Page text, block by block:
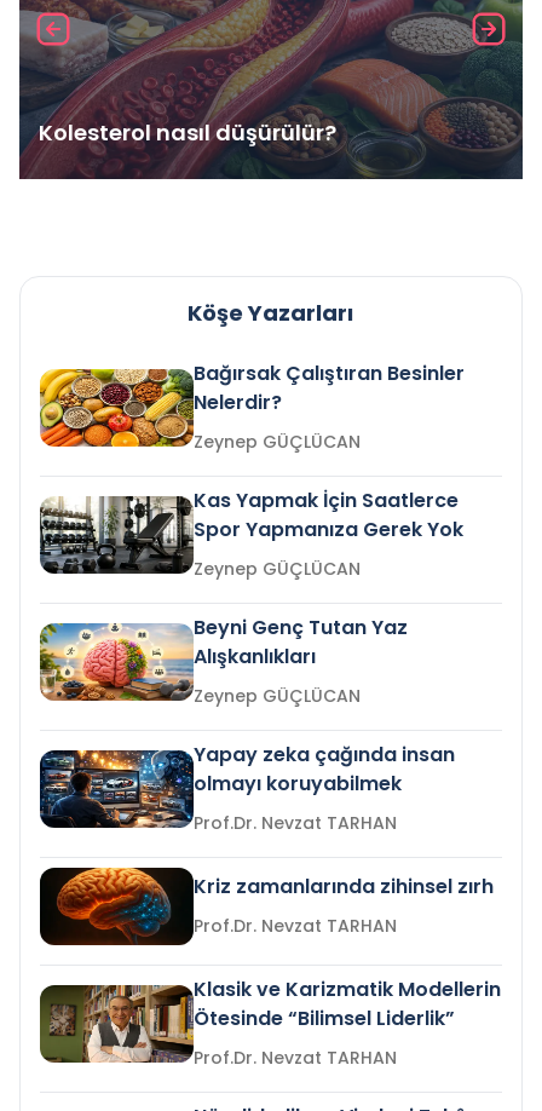
Kolesterol nasıl düşürülür?
Köşe Yazarları
Bağırsak Çalıştıran Besinler
Nelerdir?
Zeynep GÜÇLÜCAN
Kas Yapmak İçin Saatlerce
Spor Yapmanıza Gerek Yok
Zeynep GÜÇLÜCAN
Beyni Genç Tutan Yaz
Alışkanlıkları
Zeynep GÜÇLÜCAN
Yapay zeka çağında insan
olmayı koruyabilmek
Prof.Dr. Nevzat TARHAN
Kriz zamanlarında zihinsel zırh
Prof.Dr. Nevzat TARHAN
Klasik ve Karizmatik Modellerin
Ötesinde “Bilimsel Liderlik”
Prof.Dr. Nevzat TARHAN